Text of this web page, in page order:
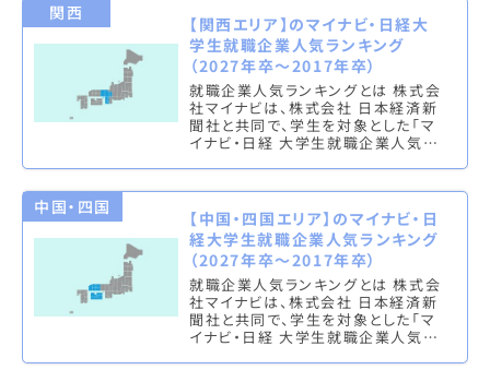
関西
【関西エリア】のマイナビ・日経大
学生就職企業人気ランキング
（2027年卒～2017年卒）
就職企業人気ランキングとは 株式会
社マイナビは、株式会社 日本経済新
聞社と共同で、学生を対象とした「マ
イナビ・日経 大学生就職企業人気ラ
中国・四国
【中国・四国エリア】のマイナビ・日
経大学生就職企業人気ランキング
（2027年卒～2017年卒）
就職企業人気ランキングとは 株式会
社マイナビは、株式会社 日本経済新
聞社と共同で、学生を対象とした「マ
イナビ・日経 大学生就職企業人気ラ